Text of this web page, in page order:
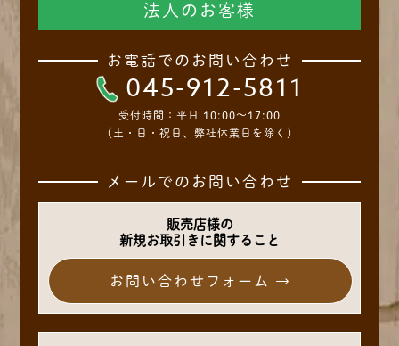
法人のお客様
お電話でのお問い合わせ
045-912-5811
受付時間： 平日 10:00～17:00
（土・日・祝日、弊社休業日を除く）
メールでのお問い合わせ
販売店様の
新規お取引きに関すること
お問い合わせフォーム →